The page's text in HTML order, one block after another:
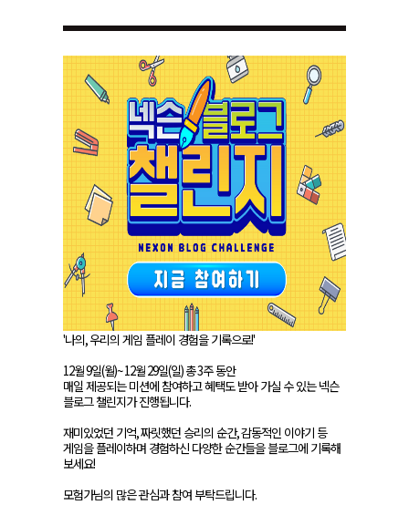
'나의,우리의 게임 플레이 경험을 기록으로!'
12월9일(월)~ 12월29일(일)총3주 동안
매일 제공되는 미션에 참여하고 혜택도 받아 가실 수 있는 넥슨
블로그 챌린지가 진행됩니다.
재미있었던 기억,짜릿했던 승리의 순간,감동적인 이야기 등
게임을 플레이하며 경험하신 다양한 순간들을 블로그에 기록해
보세요!
모험가님의 많은 관심과 참여 부탁드립니다.